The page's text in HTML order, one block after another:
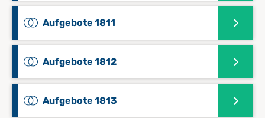
Aufgebote 1811
Aufgebote 1812
Aufgebote 1813